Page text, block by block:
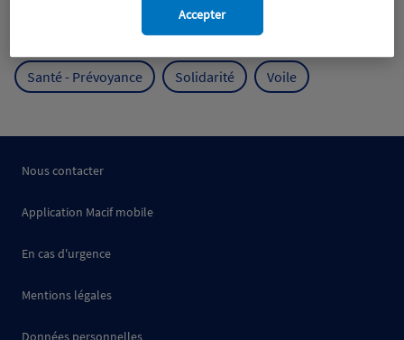
Protection des océans Prévention
Santé - Prévoyance Solidarité Voile
Nous contacter
Application Macif mobile
En cas d'urgence
Mentions légales
Données personnelles
Accepter